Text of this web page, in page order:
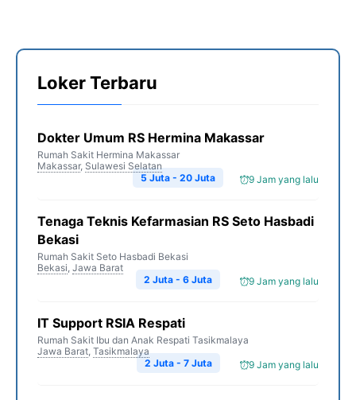
Loker Terbaru
Dokter Umum RS Hermina Makassar
Rumah Sakit Hermina Makassar
Makassar, Sulawesi Selatan
9 Jam yang lalu
5 Juta - 20 Juta
Tenaga Teknis Kefarmasian RS Seto Hasbadi
Bekasi
Rumah Sakit Seto Hasbadi Bekasi
Bekasi, Jawa Barat
9 Jam yang lalu
2 Juta - 6 Juta
IT Support RSIA Respati
Rumah Sakit Ibu dan Anak Respati Tasikmalaya
Jawa Barat, Tasikmalaya
9 Jam yang lalu
2 Juta - 7 Juta